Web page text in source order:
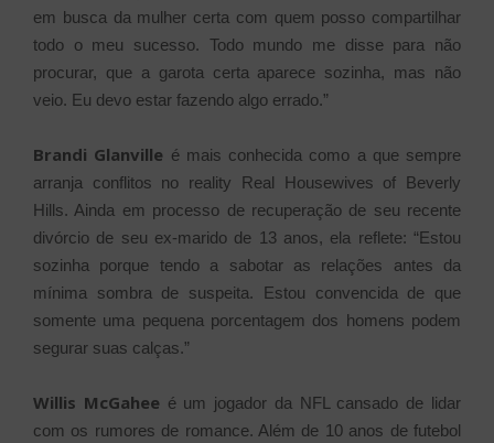
em busca da mulher certa com quem posso compartilhar
todo o meu sucesso. Todo mundo me disse para não
procurar, que a garota certa aparece sozinha, mas não
veio. Eu devo estar fazendo algo errado.”
Brandi Glanville é mais conhecida como a que sempre
arranja conflitos no reality Real Housewives of Beverly
Hills. Ainda em processo de recuperação de seu recente
divórcio de seu ex-marido de 13 anos, ela reflete: “Estou
sozinha porque tendo a sabotar as relações antes da
mínima sombra de suspeita. Estou convencida de que
somente uma pequena porcentagem dos homens podem
segurar suas calças.”
Willis McGahee é um jogador da NFL cansado de lidar
com os rumores de romance. Além de 10 anos de futebol